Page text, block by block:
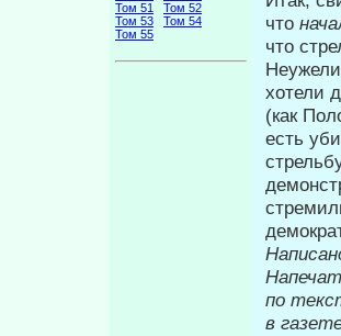
Том 51
Том 52
Том 53
Том 54
Том 55
что
что
хотели
(как
есть
по
в